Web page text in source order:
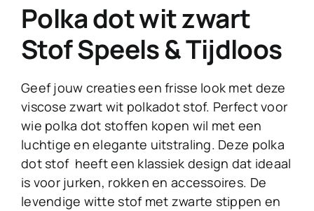
Polka dot wit zwart
Stof Speels & Tijdloos
Geef jouw creaties een frisse look met deze
viscose zwart wit polkadot stof. Perfect voor
wie polka dot stoffen kopen wil met een
luchtige en elegante uitstraling. Deze polka
dot stof heeft een klassiek design dat ideaal
is voor jurken, rokken en accessoires. De
levendige witte stof met zwarte stippen en